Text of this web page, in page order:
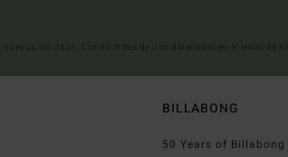
BILLABONG
50 Years of Billabong